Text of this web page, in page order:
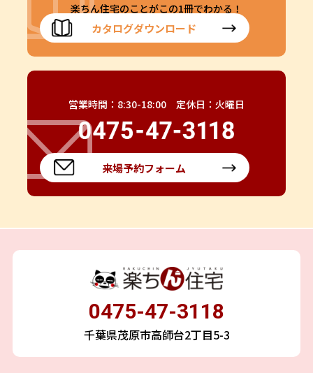
楽ちん住宅のことがこの1冊でわかる！
カタログダウンロード
営業時間：8:30-18:00 定休日：火曜日
来場予約フォーム
0475-47-3118
千葉県茂原市高師台2丁目5-3